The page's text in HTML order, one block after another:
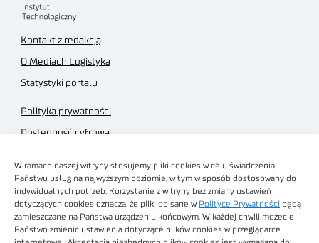
W ramach naszej witryny stosujemy pliki cookies w celu świadczenia
Państwu usług na najwyższym poziomie, w tym w sposób dostosowany do
indywidualnych potrzeb. Korzystanie z witryny bez zmiany ustawień
dotyczących cookies oznacza, że pliki opisane w Polityce Prywatności będą
zamieszczane na Państwa urządzeniu końcowym. W każdej chwili możecie
Państwo zmienić ustawienia dotyczące plików cookies w przeglądarce
Kontakt z redakcją
O Mediach Logistyka
Statystyki portalu
Polityka prywatności
Dostępność cyfrowa
Regulamin sklepu